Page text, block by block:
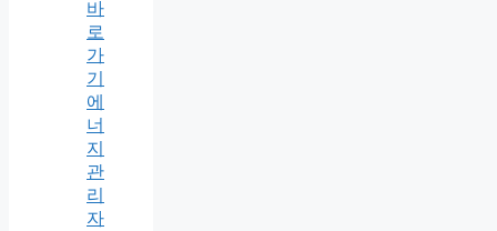
바
로
가
기
에
너
지
관
리
자